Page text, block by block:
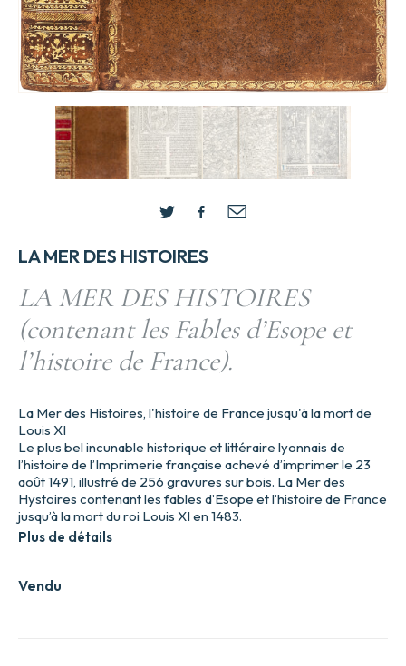
LA MER DES HISTOIRES
LA MER DES HISTOIRES
(contenant les Fables d’Esope et
l’histoire de France).
Vendu
La Mer des Histoires, l'histoire de France jusqu'à la mort de
Louis XI
Le plus bel incunable historique et littéraire lyonnais de
l’histoire de l’Imprimerie française achevé d’imprimer le 23
août 1491, illustré de 256 gravures sur bois. La Mer des
Hystoires contenant les fables d’Esope et l’histoire de France
jusqu’à la mort du roi Louis XI en 1483.
Plus de détails